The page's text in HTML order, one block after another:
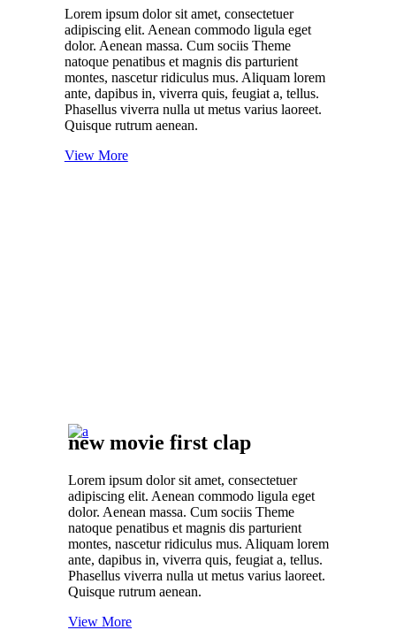
Lorem ipsum dolor sit amet, consectetuer
adipiscing elit. Aenean commodo ligula eget
dolor. Aenean massa. Cum sociis Theme
natoque penatibus et magnis dis parturient
montes, nascetur ridiculus mus. Aliquam lorem
ante, dapibus in, viverra quis, feugiat a, tellus.
Phasellus viverra nulla ut metus varius laoreet.
Quisque rutrum aenean.
View More
new movie first clap
Lorem ipsum dolor sit amet, consectetuer
adipiscing elit. Aenean commodo ligula eget
dolor. Aenean massa. Cum sociis Theme
natoque penatibus et magnis dis parturient
montes, nascetur ridiculus mus. Aliquam lorem
ante, dapibus in, viverra quis, feugiat a, tellus.
Phasellus viverra nulla ut metus varius laoreet.
Quisque rutrum aenean.
View More